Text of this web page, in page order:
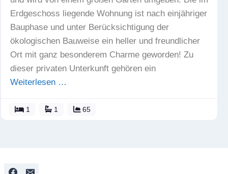
Erdgeschoss liegende Wohnung ist nach einjähriger
Bauphase und unter Berücksichtigung der
ökologischen Bauweise ein heller und freundlicher
Ort mit ganz besonderem Charme geworden! Zu
dieser privaten Unterkunft gehören ein
Weiterlesen …
1 1 65